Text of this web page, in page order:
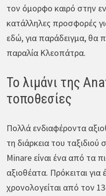
τον όμορφο καιρό στην
κατάλληλες προσφορές
εδώ, για παράδειγμα, θα
παραλία Κλεοπάτρα.
Το λιμάνι της
τοποθεσίες
Πολλά ενδιαφέροντα
τη διάρκεια του ταξιδιού
Minare είναι ένα από τα
αξιοθέατα. Πρόκειται για
χρονολογείται από τον